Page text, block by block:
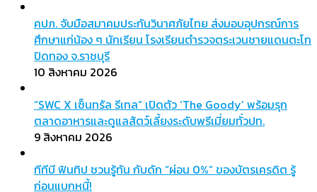
คปภ. จับมือสมาคมประกันวินาศภัยไทย ส่งมอบอุปกรณ์การ
ศึกษาแก่น้อง ๆ นักเรียน โรงเรียนตำรวจตระเวนชายแดนตะโก
ปิดทอง จ.ราชบุรี
10 สิงหาคม 2026
“SWC X เซ็นทรัล รีเทล” เปิดตัว ‘The Goody’ พร้อมรุก
ตลาดอาหารและดูแลสัตว์เลี้ยงระดับพรีเมี่ยมทั่วปท.
9 สิงหาคม 2026
ทีทีบี ฟินทิป ชวนรู้ทัน กับดัก “ผ่อน 0%” ของบัตรเครดิต รู้
ก่อนแบกหนี้!